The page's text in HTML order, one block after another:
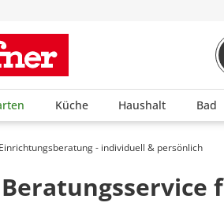
Küche Haushalt Bad
- individuell & persönlich